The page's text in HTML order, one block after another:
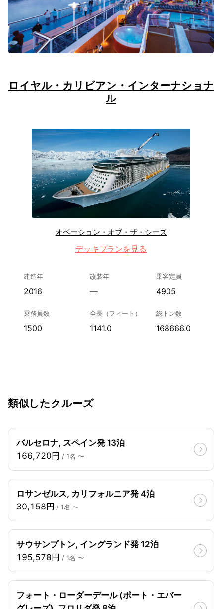
ロイヤル・カリビアン・インターナショナ
ル
オベーション・オブ・ザ・シーズ
デッキプランを見る
建造年
2016
改装年
—
乗客定員
4905
乗務員数
1500
全長（フィート）
1141.0
総トン数
168666.0
類似したクルーズ
バルセロナ, スペイン発 13泊
166,720円 / 1名 〜
ロサンゼルス, カリフォルニア発 4泊
30,158円 / 1名 〜
サウサンプトン, イングランド発 12泊
195,578円 / 1名 〜
フォート・ローダーデール (ポート・エバー